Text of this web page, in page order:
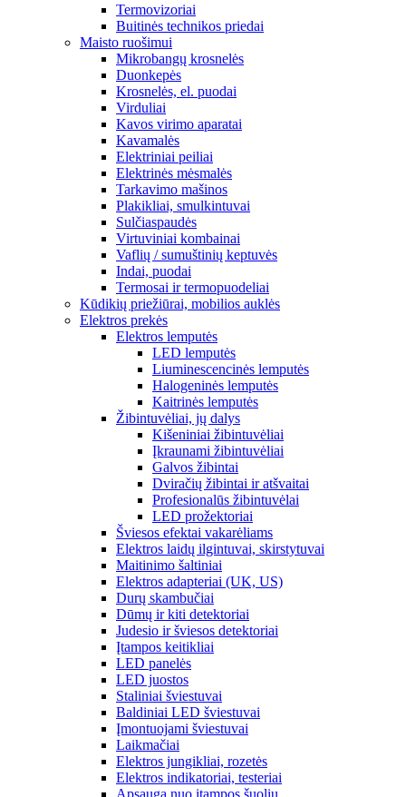
Termovizoriai
Buitinės technikos priedai
Maisto ruošimui
Mikrobangų krosnelės
Duonkepės
Krosnelės, el. puodai
Virduliai
Kavos virimo aparatai
Kavamalės
Elektriniai peiliai
Elektrinės mėsmalės
Tarkavimo mašinos
Plakikliai, smulkintuvai
Sulčiaspaudės
Virtuviniai kombainai
Vaflių / sumuštinių keptuvės
Indai, puodai
Termosai ir termopuodeliai
Kūdikių priežiūrai, mobilios auklės
Elektros prekės
Elektros lemputės
LED lemputės
Liuminescencinės lemputės
Halogeninės lemputės
Kaitrinės lemputės
Žibintuvėliai, jų dalys
Kišeniniai žibintuvėliai
Įkraunami žibintuvėliai
Galvos žibintai
Dviračių žibintai ir atšvaitai
Profesionalūs žibintuvėlai
LED prožektoriai
Šviesos efektai vakarėliams
Elektros laidų ilgintuvai, skirstytuvai
Maitinimo šaltiniai
Elektros adapteriai (UK, US)
Durų skambučiai
Dūmų ir kiti detektoriai
Judesio ir šviesos detektoriai
Įtampos keitikliai
LED panelės
LED juostos
Staliniai šviestuvai
Baldiniai LED šviestuvai
Įmontuojami šviestuvai
Laikmačiai
Elektros jungikliai, rozetės
Elektros indikatoriai, testeriai
Apsauga nuo įtampos šuolių